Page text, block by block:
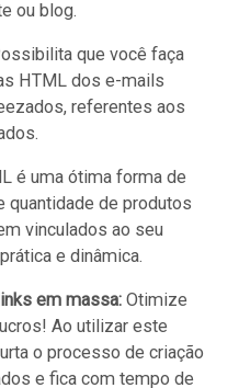
ou blog.
que você faça
HTML dos e-mails
referentes aos
é uma ótima forma de
quantidade de produtos
vinculados ao seu
e dinâmica.
em massa: Otimize
Ao utilizar este
o processo de criação
e fica com tempo de